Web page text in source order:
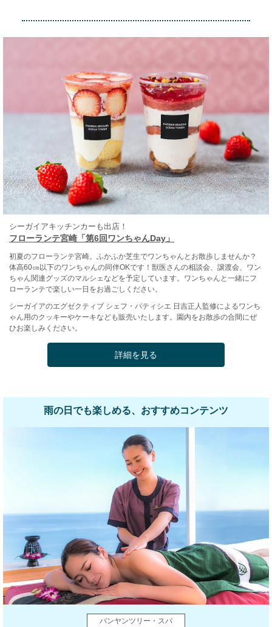
シーガイアキッチンカーも出店！
フローランテ宮崎「第6回ワンちゃんDay」
初夏のフローランテ宮崎。ふかふか芝生でワンちゃんとお散歩しませんか？
体高60㎝以下のワンちゃんの同伴OKです！獣医さんの相談会、譲渡会、ワン
ちゃん関連グッズのマルシェなどを予定しています。ワンちゃんと一緒にフ
ローランテで楽しい一日をお過ごしください。
シーガイアのエグゼクティブ シェフ・パティシエ 日吉正人監修によるワンち
ゃん用のクッキーやケーキなども販売いたします。園内をお散歩の合間にぜ
ひお楽しみください。
詳細を見る
雨の日でも楽しめる、おすすめコンテンツ
バンヤンツリー・スパ